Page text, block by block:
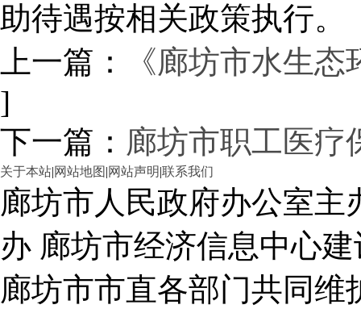
助待遇按相关政策执行。
上一篇：
《廊坊市水生
]
下一篇： 廊坊市职工医疗
关于本站|网站地图 |网站声明|联系我们
廊坊市人民政府办公室
办 廊坊市经济信息中心建
廊坊市市直各部门共同